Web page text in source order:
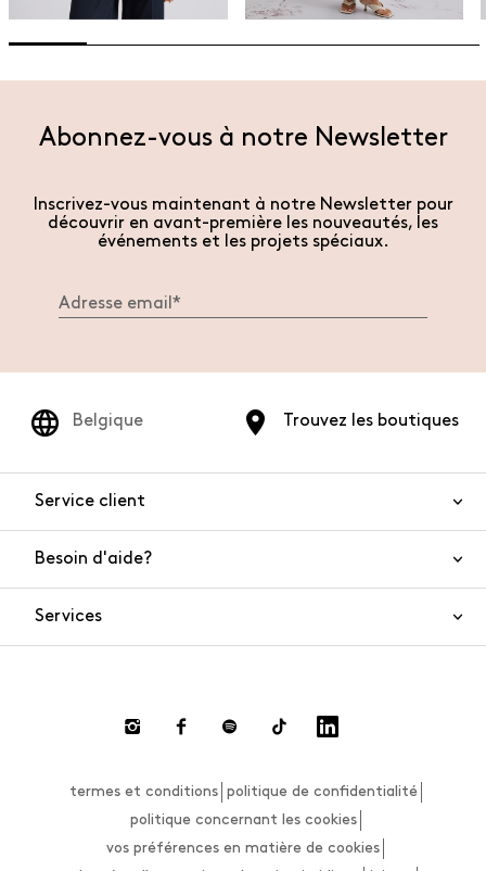
Abonnez-vous à notre Newsletter
Inscrivez-vous maintenant à notre Newsletter pour
découvrir en avant-première les nouveautés, les
événements et les projets spéciaux.
Trouvez les boutiques
Belgique
Service client
Besoin d'aide?
Paiement
Guide des tailles
Services
Smart Shopping
termes et conditions
politique de confidentialité
politique concernant les cookies
vos préférences en matière de cookies